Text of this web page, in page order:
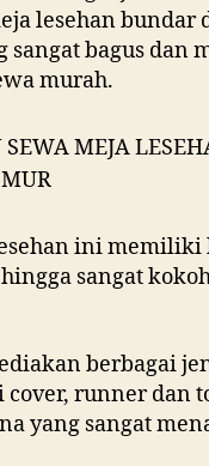
lesehan bundar
sangat bagus dan
murah.
ini memiliki
sangat
berbagai
cover, runner dan
yang sangat